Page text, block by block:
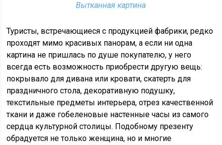
Вытканная картина
Туристы, встречающиеся с продукцией фабрики, редко
проходят мимо красивых панорам, а если ни одна
картина не пришлась по душе покупателю, у него
всегда есть возможность приобрести другую вещь:
покрывало для дивана или кровати, скатерть для
праздничного стола, декоративную подушку,
текстильные предметы интерьера, отрез качественной
ткани и даже гобеленовые настенные часы из самого
сердца культурной столицы. Подобному презенту
обрадуется не только женщина, но и многие